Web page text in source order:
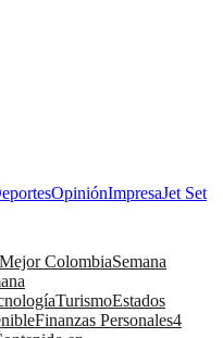
OpiniónImpresaJet Set
Mejor ColombiaSemana
TurismoEstados
Finanzas Personales4